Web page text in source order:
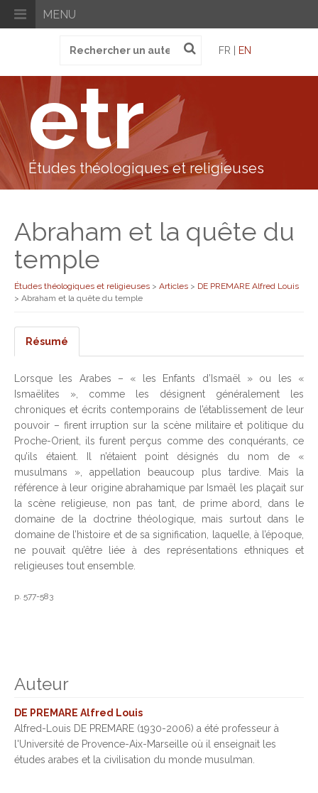
MENU
pour
FR | EN
etr
Études théologiques et religieuses
Abraham et la quête du
temple
Études théologiques et religieuses > Articles > DE PREMARE Alfred Louis
> Abraham et la quête du temple
Résumé
Lorsque les Arabes – « les Enfants d’Ismaël » ou les «
Ismaëlites », comme les désignent généralement les
chroniques et écrits contemporains de l’établissement de leur
pouvoir – firent irruption sur la scène militaire et politique du
Proche-Orient, ils furent perçus comme des conquérants, ce
qu’ils étaient. Il n’étaient point désignés du nom de «
musulmans », appellation beaucoup plus tardive. Mais la
référence à leur origine abrahamique par Ismaël les plaçait sur
la scène religieuse, non pas tant, de prime abord, dans le
domaine de la doctrine théologique, mais surtout dans le
domaine de l’histoire et de sa signification, laquelle, à l’époque,
ne pouvait qu’être liée à des représentations ethniques et
religieuses tout ensemble.
p. 577-583
Auteur
DE PREMARE Alfred Louis
Alfred-Louis DE PREMARE (1930-2006) a été professeur à
l'Université de Provence-Aix-Marseille où il enseignait les
études arabes et la civilisation du monde musulman.